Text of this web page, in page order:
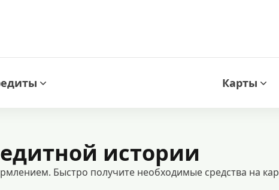
Карты
истории
Быстро получите необходимые средства на